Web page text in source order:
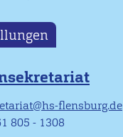
flensburg.de
805 - 1308